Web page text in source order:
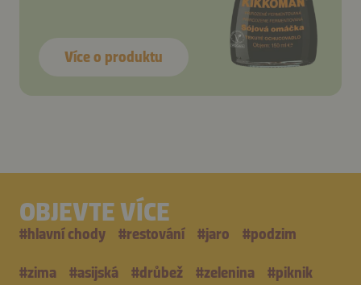
Více o produktu
OBJEVTE VÍCE
#hlavní chody #restování #jaro #podzim
#zima #asijská #drůbež #zelenina #piknik